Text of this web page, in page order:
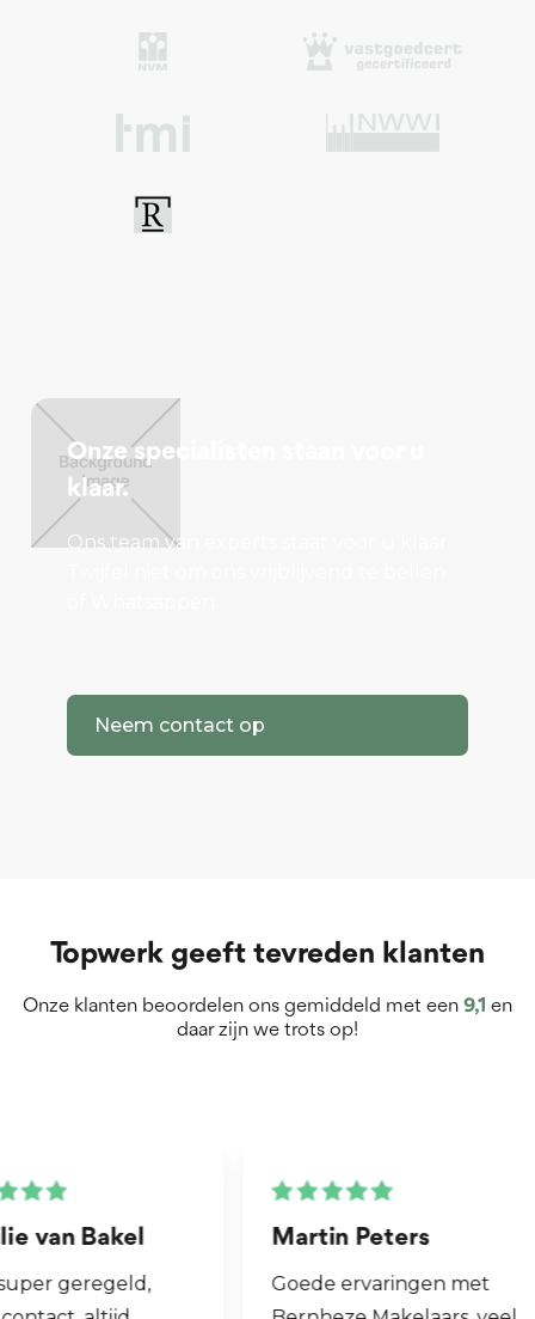
Onze specialisten staan voor u
klaar.
Ons team van experts staat voor u klaar.
Neem contact op
Topwerk geeft tevreden klanten
Onze klanten beoordelen ons gemiddeld met een 9,1 en
daar zijn we trots op!
Martin Peters
Goede ervaringen met
Henk van
Fijne makelaar.